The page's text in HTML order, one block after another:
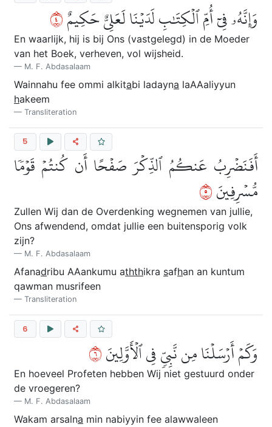
وَإِنَّهُۥ فِيٓ أُمِّ ٱلۡكِتَٰبِ لَدَيۡنَا لَعَلِيٌّ حَكِيمٌ٤
En waarlijk, hij is bij Ons (vastgelegd) in de Moeder
van het Boek, verheven, vol wijsheid.
M. F. Abdasalaam
Wainnahu fee ommi alkitabi ladayna laAAaliyyun
hakeem
Transliteration
5
أَفَنَضۡرِبُ عَنكُمُ ٱلذِّكۡرَ صَفۡحًا أَن كُنتُمۡ قَوۡمٗا
مُّسۡرِفِينَ٥
Zullen Wij dan de Overdenking wegnemen van jullie,
Ons afwendend, omdat jullie een buitensporig volk
zijn?
M. F. Abdasalaam
Afanadribu AAankumu aththikra safhan an kuntum
qawman musrifeen
Transliteration
6
وَكَمۡ أَرۡسَلۡنَا مِن نَّبِيّٖ فِي ٱلۡأَوَّلِينَ٦
En hoeveel Profeten hebben Wij niet gestuurd onder
de vroegeren?
M. F. Abdasalaam
Wakam arsalna min nabiyyin fee alawwaleen